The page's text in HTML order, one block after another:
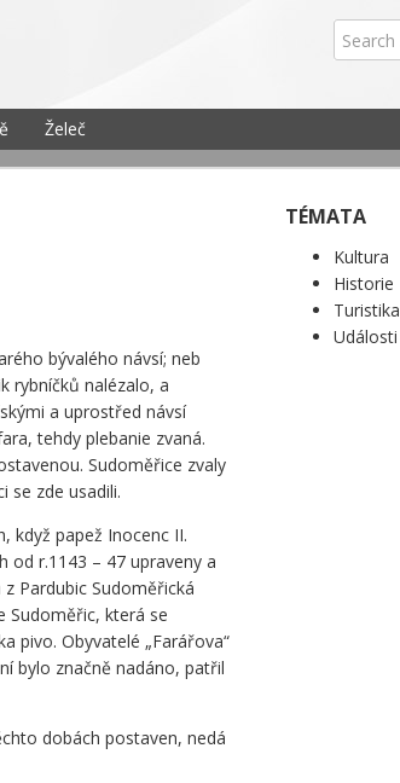
Želeč
bývalého návsí; neb
rybníčků nalézalo, a
a uprostřed návsí
tehdy plebanie zvaná.
Sudoměřice zvaly
se zde usadili.
když papež Inocenc II.
od r.1143 – 47 upraveny a
Pardubic Sudoměřická
Sudoměřic, která se
pivo. Obyvatelé „Farářova“
bylo značně nadáno, patřil
dobách postaven, nedá
TÉMATA
Kultura
Historie
Turistika
Události